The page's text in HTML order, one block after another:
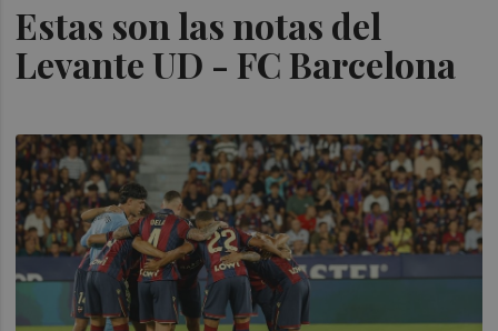
Estas son las notas del
Levante UD - FC Barcelona